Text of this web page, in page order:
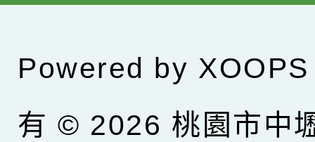
Powered by XOOPS
有 © 2026 桃園市中